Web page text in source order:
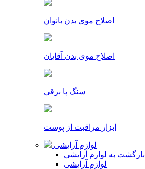
اصلاح موی بدن بانوان
اصلاح موی بدن آقایان
سنگ پا برقی
ابزار مراقبت از پوست
لوازم آرایشی
بازگشت به لوازم آرایشی
لوازم آرایشی